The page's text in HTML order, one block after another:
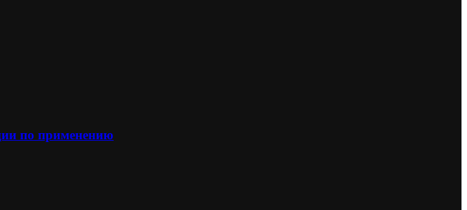
по применению